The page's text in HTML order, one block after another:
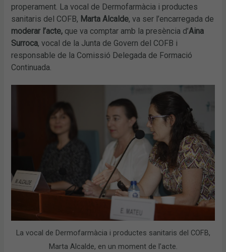
properament. La vocal de Dermofarmàcia i productes
sanitaris del COFB, Marta Alcalde, va ser l’encarregada de
moderar l’acte, que va comptar amb la presència d’Aina
Surroca, vocal de la Junta de Govern del COFB i
responsable de la Comissió Delegada de Formació
Continuada.
La vocal de Dermofarmàcia i productes sanitaris del COFB,
Marta Alcalde, en un moment de l’acte.